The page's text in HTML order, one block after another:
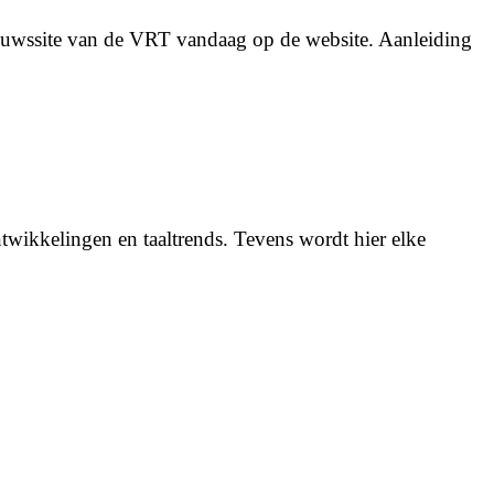
van de VRT vandaag op de website. Aanleiding
en taaltrends. Tevens wordt hier elke